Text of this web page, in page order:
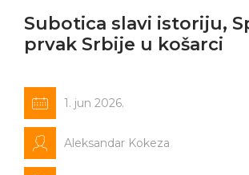
Subotica slavi istoriju,
prvak Srbije u košarci
1. jun 2026.
Aleksandar Kokeza